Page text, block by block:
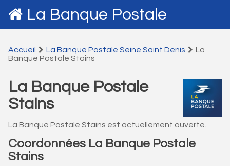
La Banque Postale
Accueil La Banque Postale Seine Saint Denis
La
Banque Postale Stains
La Banque Postale
Stains
La Banque Postale Stains est actuellement ouverte.
Coordonnées La Banque Postale
Stains